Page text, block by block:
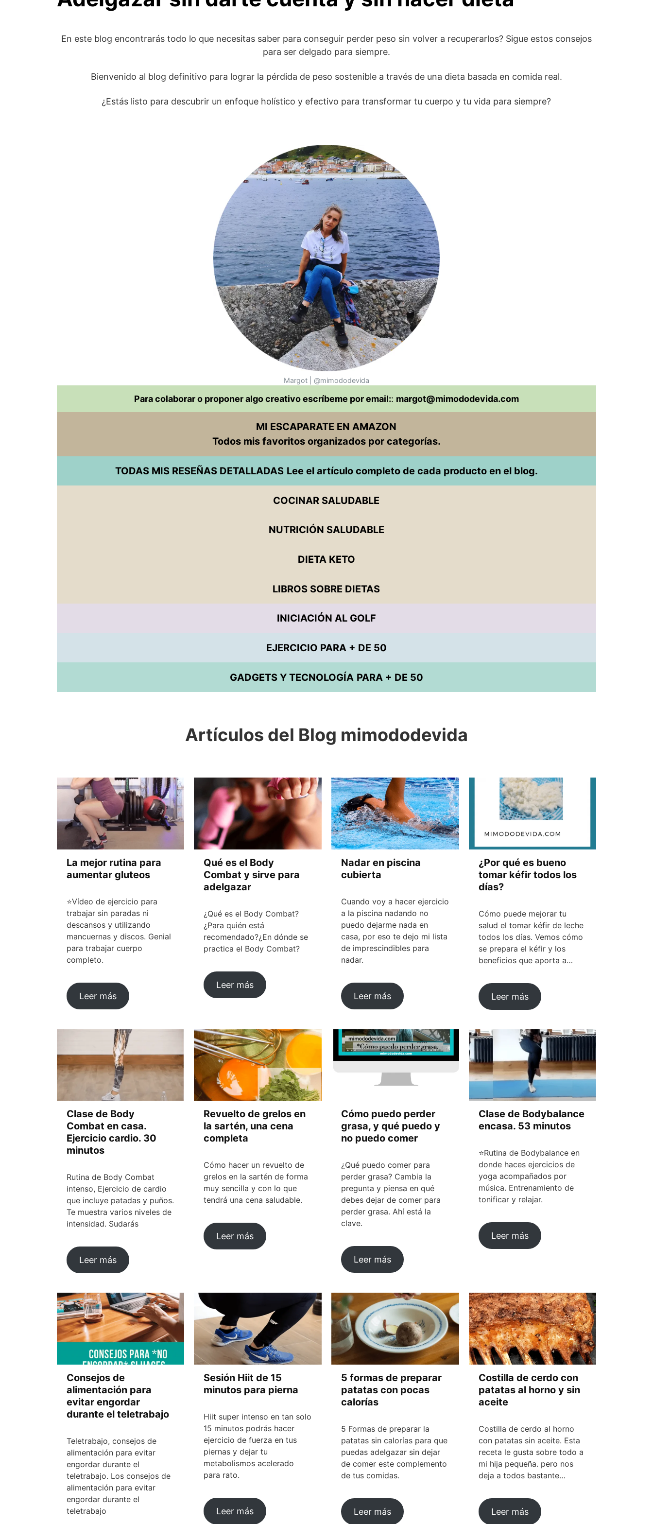
En este blog encontrarás todo lo que necesitas saber para conseguir perder peso sin volver a recuperarlos? Sigue estos consejos
para ser delgado para siempre.
Bienvenido al blog definitivo para lograr la pérdida de peso sostenible a través de una dieta basada en comida real.
¿Estás listo para descubrir un enfoque holístico y efectivo para transformar tu cuerpo y tu vida para siempre?
Margot | @mimododevida
Para colaborar o proponer algo creativo escríbeme por email:: margot@mimododevida.com
MI ESCAPARATE EN AMAZON
Todos mis favoritos organizados por categorías.
TODAS MIS RESEÑAS DETALLADAS Lee el artículo completo de cada producto en el blog.
COCINAR SALUDABLE
NUTRICIÓN SALUDABLE
DIETA KETO
LIBROS SOBRE DIETAS
INICIACIÓN AL GOLF
EJERCICIO PARA + DE 50
GADGETS Y TECNOLOGÍA PARA + DE 50
Artículos del Blog mimododevida
La mejor rutina para
aumentar gluteos
⭐Vídeo de ejercicio para
trabajar sin paradas ni
descansos y utilizando
mancuernas y discos. Genial
para trabajar cuerpo
completo.
Leer más
Qué es el Body
Combat y sirve para
adelgazar
¿Qué es el Body Combat?
¿Para quién está
recomendado?¿En dónde se
practica el Body Combat?
Leer más
Nadar en piscina
cubierta
Cuando voy a hacer ejercicio
a la piscina nadando no
puedo dejarme nada en
casa, por eso te dejo mi lista
de imprescindibles para
nadar.
Leer más
¿Por qué es bueno
tomar kéfir todos los
días?
Cómo puede mejorar tu
salud el tomar kéfir de leche
todos los días. Vemos cómo
se prepara el kéfir y los
beneficios que aporta a…
Leer más
Clase de Body
Combat en casa.
Ejercicio cardio. 30
minutos
Rutina de Body Combat
intenso, Ejercicio de cardio
que incluye patadas y puños.
Te muestra varios niveles de
intensidad. Sudarás
Leer más
Revuelto de grelos en
la sartén, una cena
completa
Cómo hacer un revuelto de
grelos en la sartén de forma
muy sencilla y con lo que
tendrá una cena saludable.
Leer más
Cómo puedo perder
grasa, y qué puedo y
no puedo comer
¿Qué puedo comer para
perder grasa? Cambia la
pregunta y piensa en qué
debes dejar de comer para
perder grasa. Ahí está la
clave.
Leer más
Clase de Bodybalance
encasa. 53 minutos
⭐Rutina de Bodybalance en
donde haces ejercicios de
yoga acompañados por
música. Entrenamiento de
tonificar y relajar.
Leer más
Consejos de
alimentación para
evitar engordar
durante el teletrabajo
Teletrabajo, consejos de
alimentación para evitar
engordar durante el
teletrabajo. Los consejos de
alimentación para evitar
engordar durante el
teletrabajo
Sesión Hiit de 15
minutos para pierna
Hiit super intenso en tan solo
15 minutos podrás hacer
ejercicio de fuerza en tus
piernas y dejar tu
metabolismos acelerado
para rato.
Leer más
5 formas de preparar
patatas con pocas
calorías
5 Formas de preparar la
patatas sin calorías para que
puedas adelgazar sin dejar
de comer este complemento
de tus comidas.
Leer más
Costilla de cerdo con
patatas al horno y sin
aceite
Costilla de cerdo al horno
con patatas sin aceite. Esta
receta le gusta sobre todo a
mi hija pequeña. pero nos
deja a todos bastante…
Leer más